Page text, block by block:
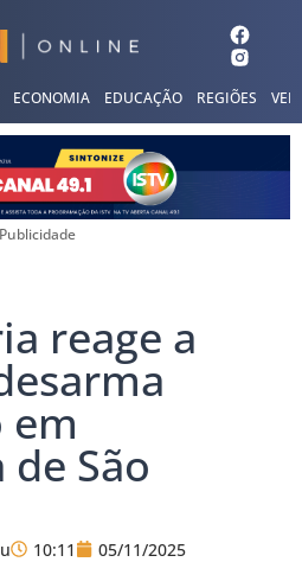
ECONOMIA EDUCAÇÃO REGIÕES
Publicidade
reage a
São
10:11 05/11/2025